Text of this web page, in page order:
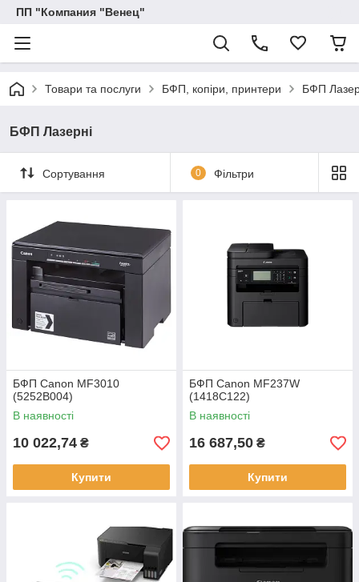
ПП "Компания "Венец"
Товари та послуги БФП, копіри, принтери БФП
БФП Лазерні
Сортування 0 Фільтри
БФП Canon MF3010
(5252B004)
В наявності
10 022,74 ₴
Купити
БФП Canon MF237W
(1418C122)
В наявності
16 687,50 ₴
Купити